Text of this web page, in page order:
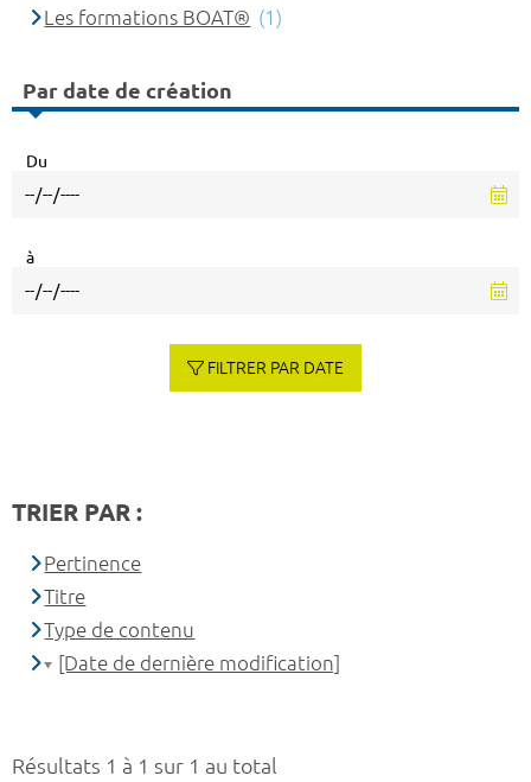
Résultats 1 à 1 sur 1 au total
Les formations BOAT® (1)
Par date de création
Du
à
FILTRER PAR DATE
TRIER PAR :
Pertinence
Titre
Type de contenu
[Date de dernière modification]